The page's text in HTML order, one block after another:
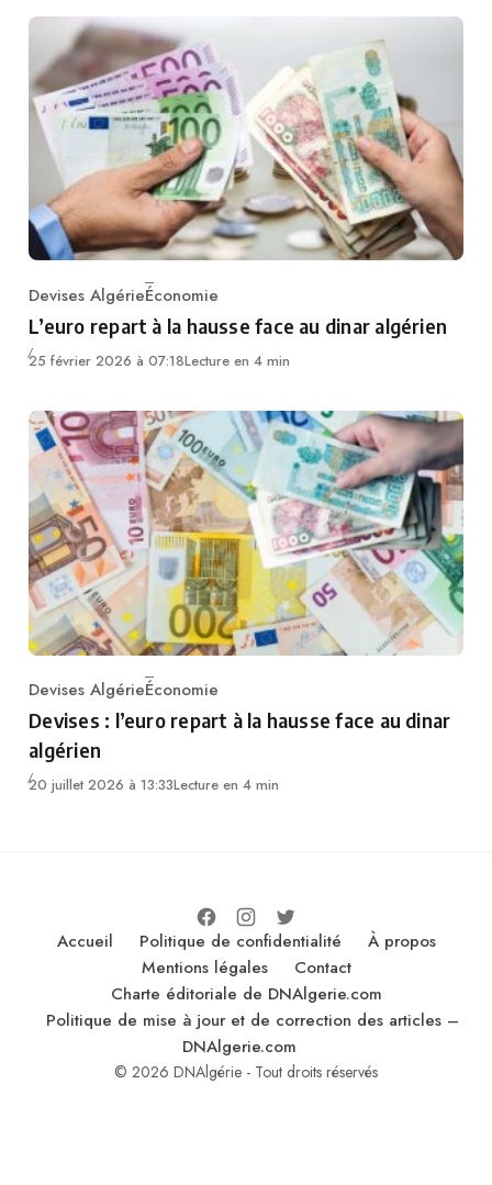
Category
Devises AlgérieÉconomie
L’euro repart à la hausse face au dinar algérien
25 février 2026 à 07:18Lecture en 4 min
Category
Devises AlgérieÉconomie
Devises : l’euro repart à la hausse face au dinar
algérien
20 juillet 2026 à 13:33Lecture en 4 min
Accueil Politique de confidentialité
À propos
Mentions légales
Contact
Charte éditoriale de DNAlgerie.com
Politique de mise à jour et de correction des articles –
DNAlgerie.com
© 2026 DNAlgérie - Tout droits réservés